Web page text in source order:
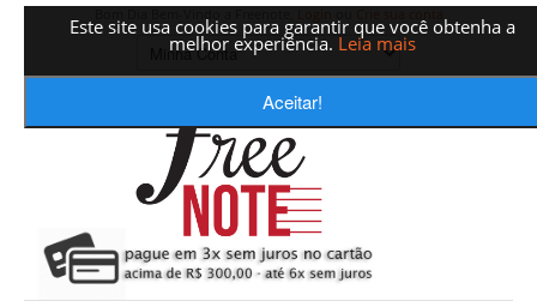
Este site usa cookies para garantir que você obtenha a
melhor experiência. Leia mais
Aceitar!